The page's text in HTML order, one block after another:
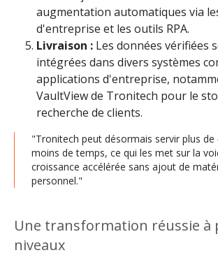
augmentation automatiques via
d'entreprise et les outils RPA.
Livraison : Les données vérifiées
intégrées dans divers systèmes
applications d'entreprise,
VaultView de Tronitech pour le
recherche de clients.
"Tronitech peut désormais servir plus de
moins de temps, ce qui les met sur la
croissance accélérée sans ajout de
personnel."
Une transformation réussie à
niveaux